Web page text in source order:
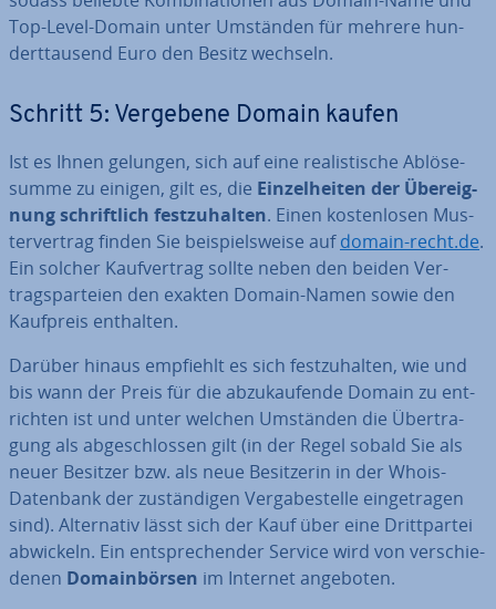
Top-Level-Domain unter Umständen für mehrere hun­
dert­tau­send Euro den Besitz wechseln.
Schritt 5: Vergebene Domain kaufen
Ist es Ihnen gelungen, sich auf eine rea­lis­ti­sche Ab­lö­se­
sum­me zu einigen, gilt es, die Ein­zel­hei­ten der Über­eig­
nung schrift­lich fest­zu­hal­ten. Einen kos­ten­lo­sen Mus­
ter­ver­trag finden Sie bei­spiels­wei­se aufdomain-recht.de.
Ein solcher Kauf­ver­trag sollte neben den beiden Ver­
trags­par­tei­en den exakten Domain-Namen sowie den
Kaufpreis enthalten.
Darüber hinaus empfiehlt es sich fest­zu­hal­ten, wie und
bis wann der Preis für die ab­zu­kau­fen­de Domain zu ent­
rich­ten ist und unter welchen Umständen die Über­tra­
gung als ab­ge­schlos­sen gilt (in der Regel sobald Sie als
neuer Besitzer bzw. als neue Be­sit­ze­rin in der Whois-
Datenbank der zu­stän­di­gen Ver­ga­be­stel­le ein­ge­tra­gen
sind). Al­ter­na­tiv lässt sich der Kauf über eine Dritt­par­tei
abwickeln. Ein ent­spre­chen­der Service wird von ver­schie­
de­nen Do­main­bör­sen im Internet angeboten.